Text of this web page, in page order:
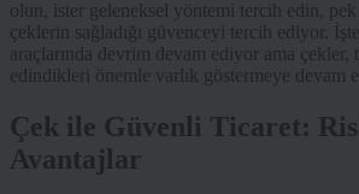
olun, ister geleneksel yöntemi tercih edin,
çeklerin sağladığı güvenceyi tercih ediyor.
araçlarında devrim devam ediyor ama çekler,
edindikleri önemle varlık göstermeye devam
Çek ile Güvenli Ticaret:
Avantajlar